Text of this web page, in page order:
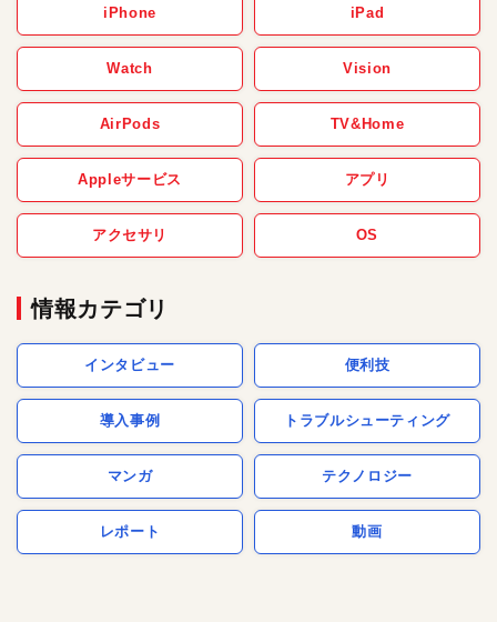
iPhone iPad
Watch Vision
AirPods TV&Home
Appleサービス アプリ
アクセサリ OS
情報カテゴリ
インタビュー 便利技
導入事例 トラブルシューティング
マンガ テクノロジー
レポート 動画